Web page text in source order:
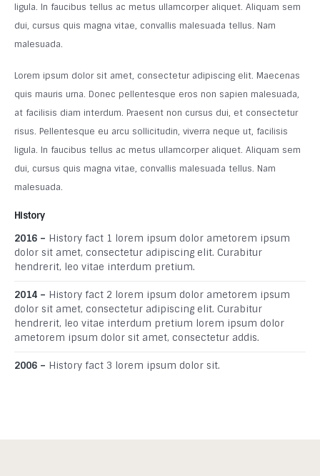
ligula. In faucibus tellus ac metus ullamcorper aliquet. Aliquam sem
dui, cursus quis magna vitae, convallis malesuada tellus. Nam
malesuada.
Lorem ipsum dolor sit amet, consectetur adipiscing elit. Maecenas
quis mauris urna. Donec pellentesque eros non sapien malesuada,
at facilisis diam interdum. Praesent non cursus dui, et consectetur
risus. Pellentesque eu arcu sollicitudin, viverra neque ut, facilisis
ligula. In faucibus tellus ac metus ullamcorper aliquet. Aliquam sem
dui, cursus quis magna vitae, convallis malesuada tellus. Nam
malesuada.
History
2016 – History fact 1 lorem ipsum dolor ametorem ipsum
dolor sit amet, consectetur adipiscing elit. Curabitur
hendrerit, leo vitae interdum pretium.
2014 – History fact 2 lorem ipsum dolor ametorem ipsum
dolor sit amet, consectetur adipiscing elit. Curabitur
hendrerit, leo vitae interdum pretium lorem ipsum dolor
ametorem ipsum dolor sit amet, consectetur addis.
2006 – History fact 3 lorem ipsum dolor sit.